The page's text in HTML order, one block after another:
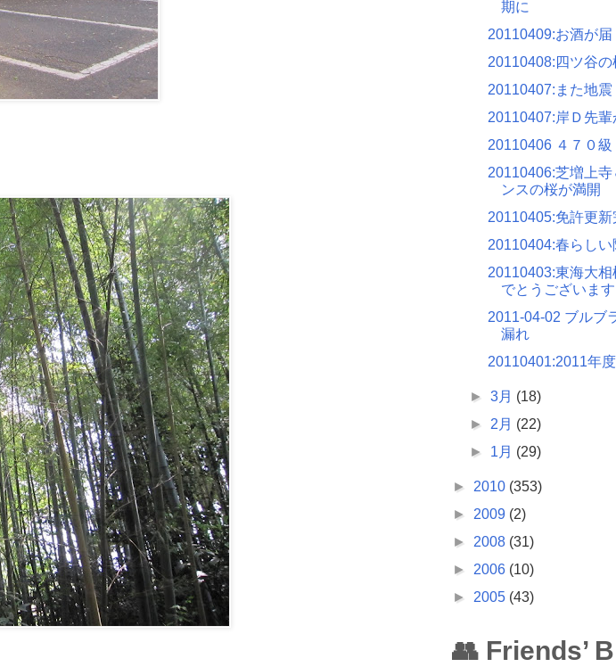
期に
20110409:お酒が届
20110408:四ツ谷
20110407:また地震
20110407:岸Ｄ先
20110406 ４７０級
20110406:芝増上
ンスの桜が満開
20110405:免許更新
20110404:春らしい
20110403:東海大
でとうございます
2011-04-02 ブルブ
漏れ
20110401:2011年
►3月 (18)
► 2月 (22)
► 1月 (29)
► 2010 (353)
► 2009 (2)
► 2008 (31)
► 2006 (10)
► 2005 (43)
👥 Friends’